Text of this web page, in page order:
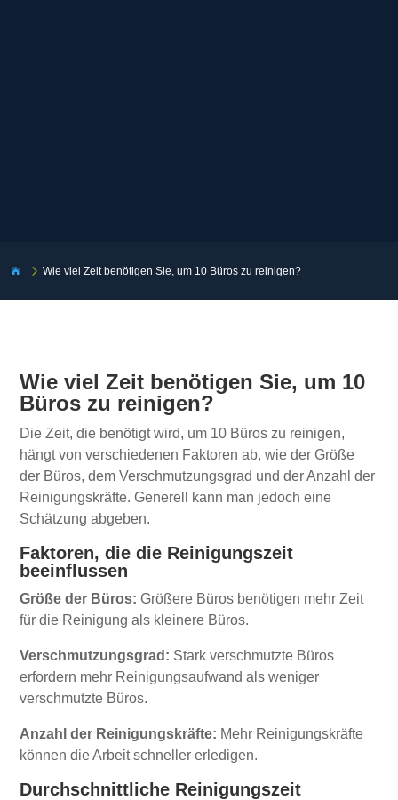
 5Wie viel Zeit benötigen Sie, um 10 Büros zu reinigen?
Wie viel Zeit benötigen Sie, um 10
Büros zu reinigen?
Die Zeit, die benötigt wird, um 10 Büros zu reinigen,
hängt von verschiedenen Faktoren ab, wie der Größe
der Büros, dem Verschmutzungsgrad und der Anzahl der
Reinigungskräfte. Generell kann man jedoch eine
Schätzung abgeben.
Faktoren, die die Reinigungszeit
beeinflussen
Größe der Büros: Größere Büros benötigen mehr Zeit
für die Reinigung als kleinere Büros.
Verschmutzungsgrad: Stark verschmutzte Büros
erfordern mehr Reinigungsaufwand als weniger
verschmutzte Büros.
Anzahl der Reinigungskräfte: Mehr Reinigungskräfte
können die Arbeit schneller erledigen.
Durchschnittliche Reinigungszeit